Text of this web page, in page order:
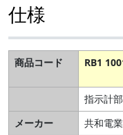
仕様
商品コード RB1
指示計部
メーカー
共和電業